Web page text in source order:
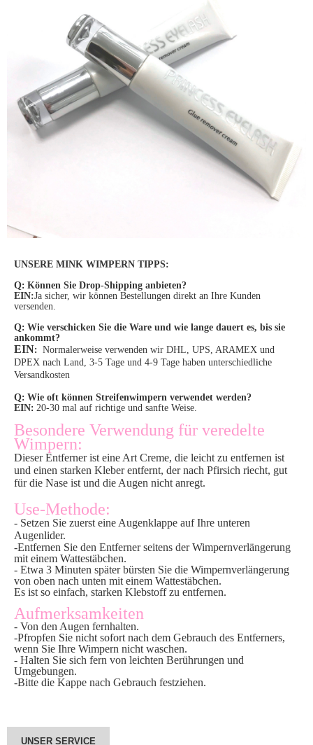
UNSERE MINK WIMPERN TIPPS:
Q: Können Sie Drop-Shipping anbieten?
EIN:Ja sicher, wir können Bestellungen direkt an Ihre Kunden
versenden.
Q: Wie verschicken Sie die Ware und wie lange dauert es, bis sie
ankommt?
EIN: Normalerweise verwenden wir DHL, UPS, ARAMEX und
DPEX nach Land, 3-5 Tage und 4-9 Tage haben unterschiedliche
Versandkosten
Q: Wie oft können Streifenwimpern verwendet werden?
EIN: 20-30 mal auf richtige und sanfte Weise.
Besondere Verwendung für veredelte
Wimpern:
Dieser Entferner ist eine Art Creme, die leicht zu entfernen ist
und einen starken Kleber entfernt, der nach Pfirsich riecht, gut
für die Nase ist und die Augen nicht anregt.
Use-Methode:
- Setzen Sie zuerst eine Augenklappe auf Ihre unteren
Augenlider.
-Entfernen Sie den Entferner seitens der Wimpernverlängerung
mit einem Wattestäbchen.
- Etwa 3 Minuten später bürsten Sie die Wimpernverlängerung
von oben nach unten mit einem Wattestäbchen.
Es ist so einfach, starken Klebstoff zu entfernen.
Aufmerksamkeiten
- Von den Augen fernhalten.
-Pfropfen Sie nicht sofort nach dem Gebrauch des Entferners,
wenn Sie Ihre Wimpern nicht waschen.
- Halten Sie sich fern von leichten Berührungen und
Umgebungen.
-Bitte die Kappe nach Gebrauch festziehen.
UNSER SERVICE